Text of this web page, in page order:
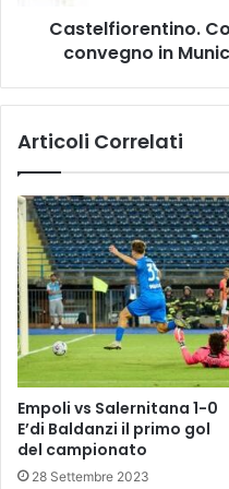
n
n
i
n
a
l
e
d
P
r
i
m
a
n
C
m
e
c
a
m
a
l
Castelfiorentino.
convegno in
Articoli Correlati
Empoli vs Salernitana 1-0
E’di Baldanzi il primo gol
del campionato
28 Settembre 2023